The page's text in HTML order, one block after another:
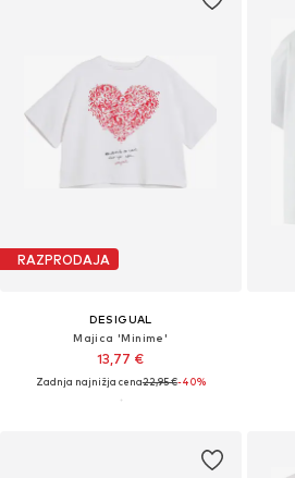
RAZPRODAJA
DESIGUAL
Majica 'Minime'
13,77 €
Zadnja najnižja cena22,95 €-40%